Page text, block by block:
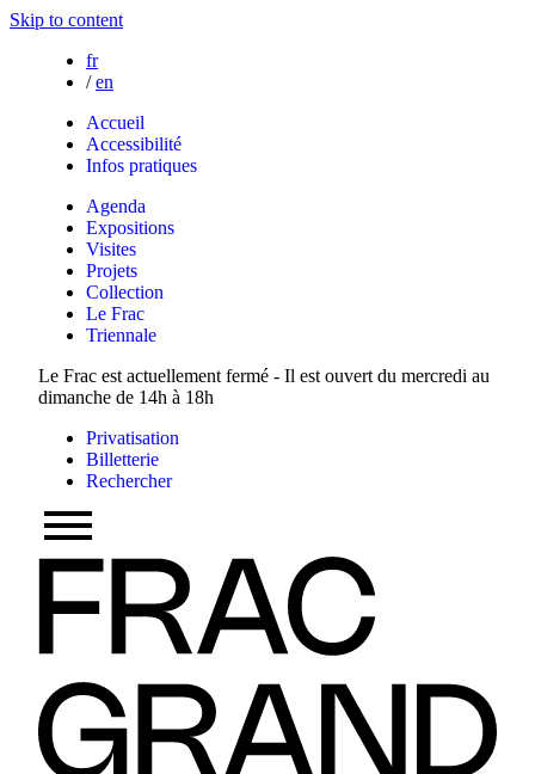
Skip to content
fr
/ en
Accueil
Accessibilité
Infos pratiques
Agenda
Expositions
Visites
Projets
Collection
Le Frac
Triennale
Le Frac est actuellement fermé - Il est ouvert du mercredi au
dimanche de 14h à 18h
Privatisation
Billetterie
Rechercher